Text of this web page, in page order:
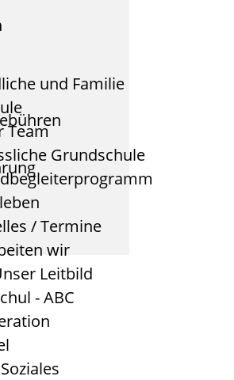
und Familie
Team
Grundschule
/ Termine
wir
Leitbild
- ABC